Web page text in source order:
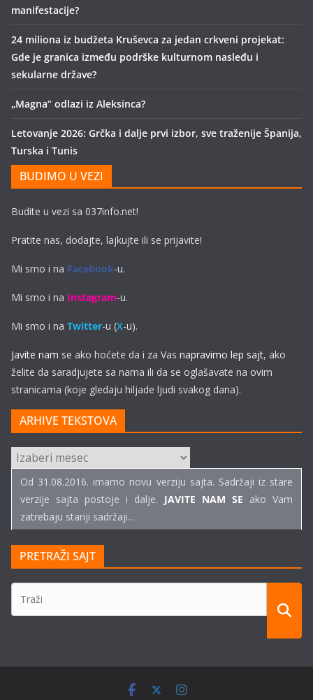
manifestacije?
24 miliona iz budžeta Kruševca za jedan crkveni projekat:
Gde je granica između podrške kulturnom nasleđu i
sekularne države?
„Magna“ odlazi iz Aleksinca?
Letovanje 2026: Grčka i dalje prvi izbor, sve traženije Španija,
Turska i Tunis
BUDIMO U VEZI
Budite u vezi sa 037info.net!
Pratite nas, dodajte, lajkujte ili se prijavite!
Mi smo i na Facebook-u.
Mi smo i na Instagram-u.
Mi smo i na Twitter-u (X-u).
Javite nam se ako hoćete da i za Vas napravimo lep sajt, ako
želite da saradjujete sa nama ili da se oglašavate na ovim
stranicama (koje gledaju hiljade ljudi svakog dana).
ARHIVE TEKSTOVA
ARHIVE
TEKSTOVA
Od 31.08.2016. imamo novu verziju sajta. Sadržaji iz stare
verzije sajta postoje i dalje. JAVITE NAM SE ako Vam
zatrebaju stariji sadržaji...
PRETRAŽI SAJT